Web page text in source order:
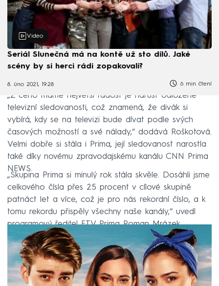
Video
Seriál Slunečná má na kontě už sto dílů. Jaké
scény by si herci rádi zopakovali?
8. úno 2021, 19:28 6 min čtení
„Z čeho máme největší radost je nárůst odložené
televizní sledovanosti, což znamená, že divák si
vybírá, kdy se na televizi bude dívat podle svých
časových možností a své nálady,“ dodává Roškotová.
Velmi dobře si stála i Prima, její sledovanost narostla
také díky novému zpravodajskému kanálu CNN Prima
NEWS.
„Skupina Prima si minulý rok stála skvěle. Dosáhli jsme
celkového čísla přes 25 procent v cílové skupině
patnáct let a více, což je pro nás rekordní číslo, a k
tomu rekordu přispěly všechny naše kanály,“ uvedl
programový ředitel FTV Prima Roman Mrázek.